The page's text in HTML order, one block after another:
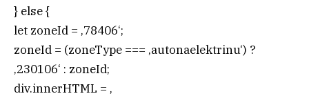
} else {
let zoneId = ‚78406‘;
zoneId = (zoneType === ‚autonaelektrinu‘) ?
‚230106‘ : zoneId;
div.innerHTML = ‚